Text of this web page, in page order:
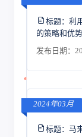
标题： 利
的策略和优势
发布日期：
2024年03月
标题： 马